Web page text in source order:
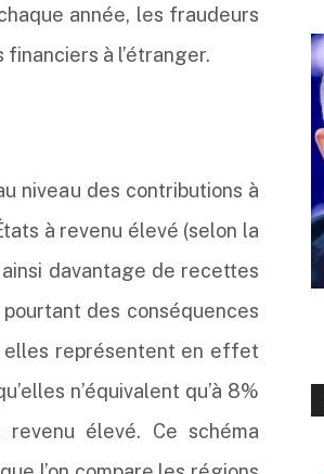
année, les fraudeurs
à l’étranger.
niveau des contributions à
à revenu élevé (selon la
davantage de recettes
des conséquences
elles représentent en effet
n’équivalent qu’à 8%
élevé. Ce schéma